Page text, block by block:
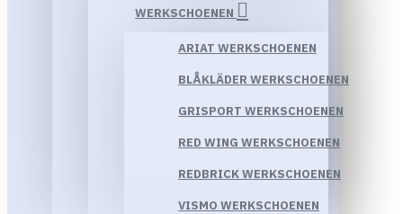
WERKSCHOENEN
ARIAT WERKSCHOENEN
BLÅKLÄDER WERKSCHOENEN
GRISPORT WERKSCHOENEN
RED WING WERKSCHOENEN
REDBRICK WERKSCHOENEN
VISMO WERKSCHOENEN